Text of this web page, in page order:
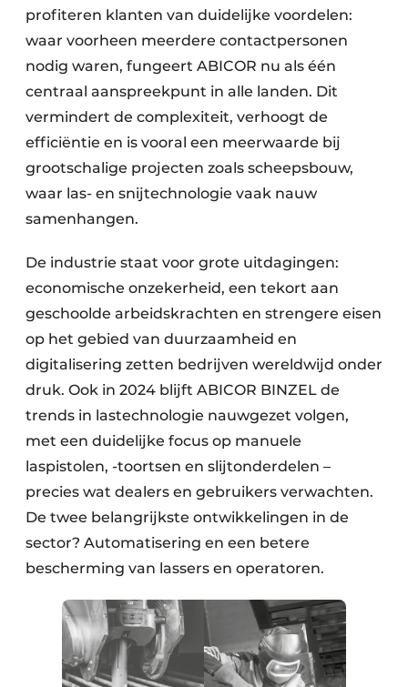
profiteren klanten van duidelijke voordelen:
waar voorheen meerdere contactpersonen
nodig waren, fungeert ABICOR nu als één
centraal aanspreekpunt in alle landen. Dit
vermindert de complexiteit, verhoogt de
efficiëntie en is vooral een meerwaarde bij
grootschalige projecten zoals scheepsbouw,
waar las- en snijtechnologie vaak nauw
samenhangen.
De industrie staat voor grote uitdagingen:
economische onzekerheid, een tekort aan
geschoolde arbeidskrachten en strengere eisen
op het gebied van duurzaamheid en
digitalisering zetten bedrijven wereldwijd onder
druk. Ook in 2024 blijft ABICOR BINZEL de
trends in lastechnologie nauwgezet volgen,
met een duidelijke focus op manuele
laspistolen, ­-toortsen en slijtonderdelen –
precies wat dealers en gebruikers verwachten.
De twee belangrijkste ontwikkelingen in de
sector? Automatisering en een betere
bescherming van lassers en operatoren.